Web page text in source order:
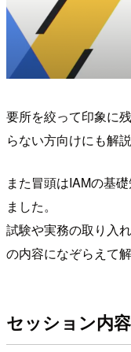
要所を絞って印象に
らない方向けにも解
また冒頭はIAMの基
ました。
試験や実務の取り入
の内容になぞらえて
セッション内容